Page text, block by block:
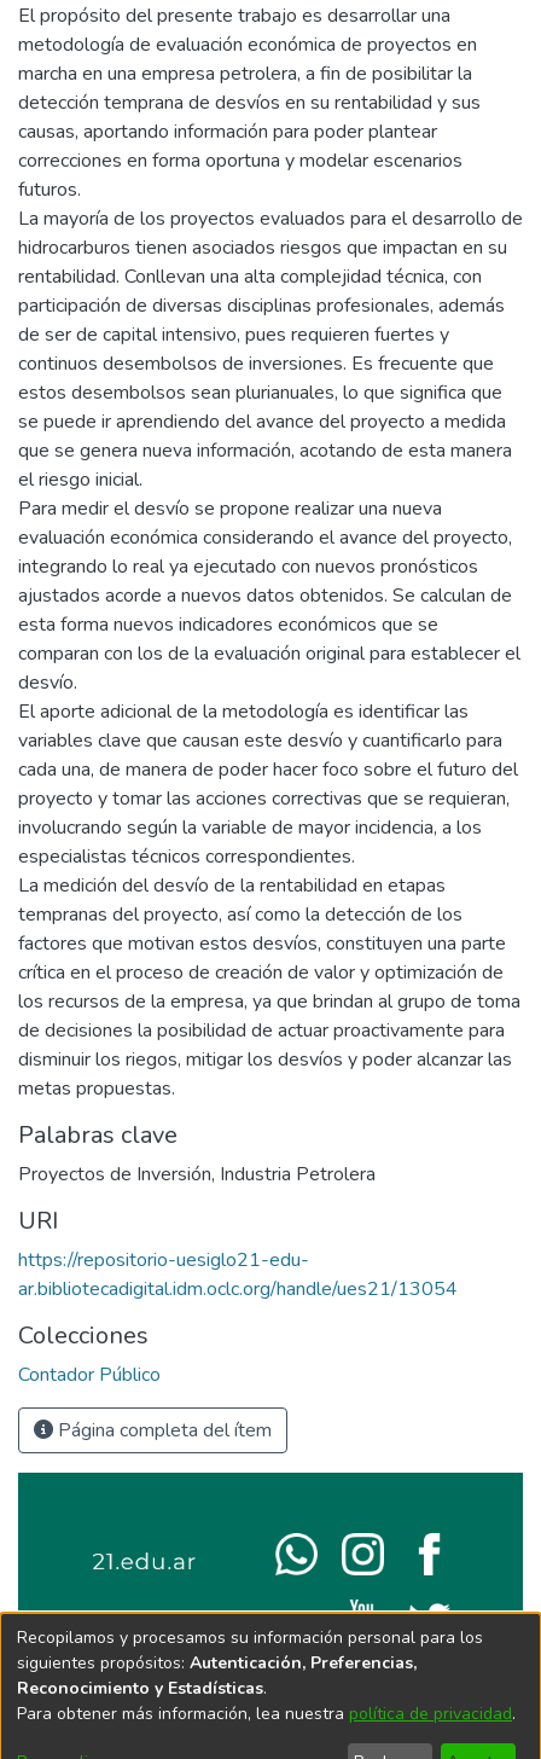
El propósito del presente trabajo es desarrollar una
metodología de evaluación económica de proyectos en
marcha en una empresa petrolera, a fin de posibilitar la
detección temprana de desvíos en su rentabilidad y sus
causas, aportando información para poder plantear
correcciones en forma oportuna y modelar escenarios
futuros.
La mayoría de los proyectos evaluados para el desarrollo de
hidrocarburos tienen asociados riesgos que impactan en su
rentabilidad. Conllevan una alta complejidad técnica, con
participación de diversas disciplinas profesionales, además
de ser de capital intensivo, pues requieren fuertes y
continuos desembolsos de inversiones. Es frecuente que
estos desembolsos sean plurianuales, lo que significa que
se puede ir aprendiendo del avance del proyecto a medida
que se genera nueva información, acotando de esta manera
el riesgo inicial.
Para medir el desvío se propone realizar una nueva
evaluación económica considerando el avance del proyecto,
integrando lo real ya ejecutado con nuevos pronósticos
ajustados acorde a nuevos datos obtenidos. Se calculan de
esta forma nuevos indicadores económicos que se
comparan con los de la evaluación original para establecer el
desvío.
El aporte adicional de la metodología es identificar las
variables clave que causan este desvío y cuantificarlo para
cada una, de manera de poder hacer foco sobre el futuro del
proyecto y tomar las acciones correctivas que se requieran,
involucrando según la variable de mayor incidencia, a los
especialistas técnicos correspondientes.
La medición del desvío de la rentabilidad en etapas
tempranas del proyecto, así como la detección de los
factores que motivan estos desvíos, constituyen una parte
crítica en el proceso de creación de valor y optimización de
los recursos de la empresa, ya que brindan al grupo de toma
de decisiones la posibilidad de actuar proactivamente para
disminuir los riegos, mitigar los desvíos y poder alcanzar las
metas propuestas.
Palabras clave
Proyectos de Inversión, Industria Petrolera
URI
https://repositorio-uesiglo21-edu-
ar.bibliotecadigital.idm.oclc.org/handle/ues21/13054
Colecciones
Contador Público
Página completa del ítem
Recopilamos y procesamos su información personal para los
siguientes propósitos: Autenticación, Preferencias,
Reconocimiento y Estadísticas.
Para obtener más información, lea nuestra política de privacidad.